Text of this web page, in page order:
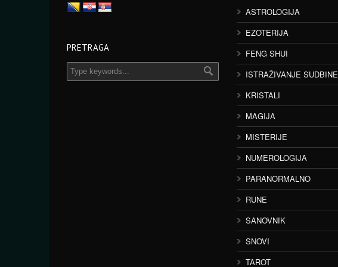
PRETRAGA
ASTROLOGIJA
EZOTERIJA
FENG SHUI
ISTRAŽIVANJE SUDBINE
KRISTALI
MAGIJA
MISTERIJE
NUMEROLOGIJA
PARANORMALNO
RUNE
SANOVNIK
SNOVI
TAROT